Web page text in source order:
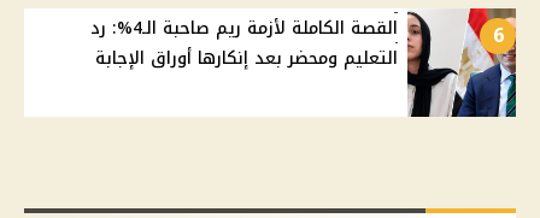
6
القصة الكاملة لأزمة ريم صاحبة الـ4%: رد
التعليم ومحضر بعد إنكارها أوراق الإجابة